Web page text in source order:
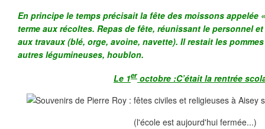
En principe le temps précisait la fête des moissons appelée
terme aux récoltes. Repas de fête, réunissant le personnel
aux travaux (blé, orge, avoine, navette). Il restait les
autres légumineuses, houblon.
Le 1eroctobre :C’était la rentrée
(l'école est aujourd'hui fermée...)